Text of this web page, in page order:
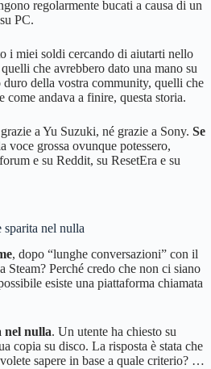
regolarmente bucati a causa di un
PC.
i miei soldi cercando di aiutarti nello
che avrebbero dato una mano su
della vostra community, quelli che
andava a finire, questa storia.
a Yu Suzuki, né grazie a Sony. Se
voce grossa ovunque potessero,
e su Reddit, su ResetEra e su
sparita nel nulla
, dopo “lunghe conversazioni” con il
Perché credo che non ci siano
esiste una piattaforma chiamata
nel nulla. Un utente ha chiesto su
copia su disco. La risposta è stata che
sapere in base a quale criterio? …